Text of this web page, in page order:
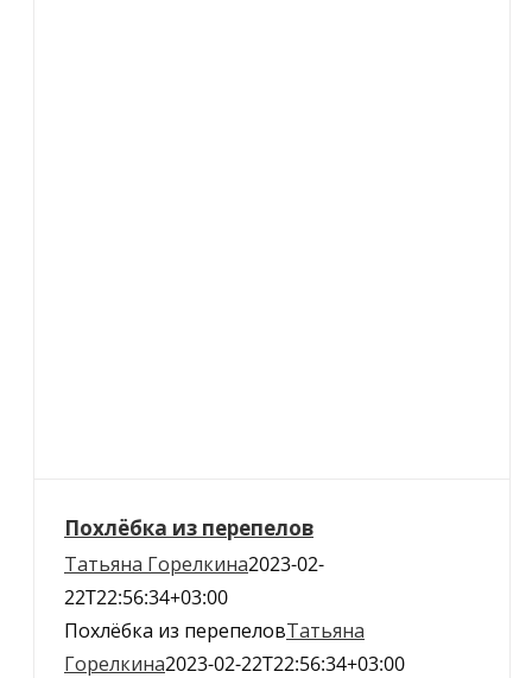
Похлёбка из перепелов
Татьяна Горелкина2023-02-
22T22:56:34+03:00
Похлёбка из перепеловТатьяна
Горелкина2023-02-22T22:56:34+03:00